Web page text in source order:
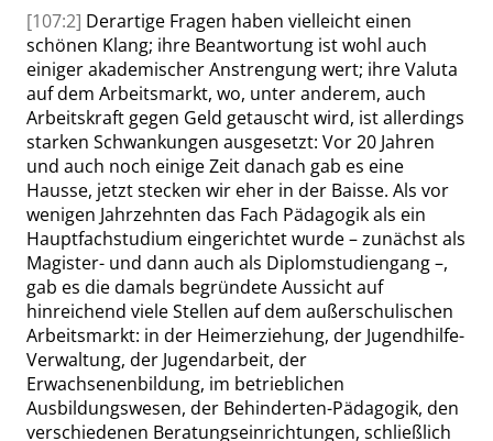
[107:2] Derartige Fragen haben vielleicht einen
schönen Klang; ihre Beantwortung ist wohl auch
einiger akademischer Anstrengung wert; ihre Valuta
auf dem Arbeitsmarkt, wo, unter anderem, auch
Arbeitskraft gegen Geld getauscht wird, ist allerdings
starken Schwankungen ausgesetzt: Vor 20 Jahren
und auch noch einige Zeit danach gab es eine
Hausse, jetzt stecken wir eher in der Baisse. Als vor
wenigen Jahrzehnten das Fach Pädagogik als ein
Hauptfachstudium eingerichtet wurde – zunächst als
Magister- und dann auch als Diplomstudiengang –,
gab es die damals begründete Aussicht auf
hinreichend viele Stellen auf dem außerschulischen
Arbeitsmarkt: in der Heimerziehung, der Jugendhilfe-
Verwaltung, der Jugendarbeit, der
Erwachsenenbildung, im betrieblichen
Ausbildungswesen, der Behinderten-Pädagogik, den
verschiedenen Beratungseinrichtungen, schließlich